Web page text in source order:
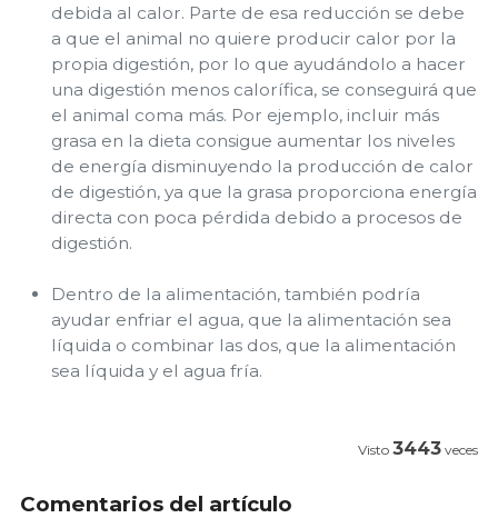
debida al calor. Parte de esa reducción se debe
a que el animal no quiere producir calor por la
propia digestión, por lo que ayudándolo a hacer
una digestión menos calorífica, se conseguirá que
el animal coma más. Por ejemplo, incluir más
grasa en la dieta consigue aumentar los niveles
de energía disminuyendo la producción de calor
de digestión, ya que la grasa proporciona energía
directa con poca pérdida debido a procesos de
digestión.
Dentro de la alimentación, también podría
ayudar enfriar el agua, que la alimentación sea
líquida o combinar las dos, que la alimentación
sea líquida y el agua fría.
Visto 3443 veces
Comentarios del artículo